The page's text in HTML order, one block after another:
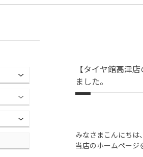
【タイヤ館高津
ました。
みなさまこんにちは
当店のホームページ